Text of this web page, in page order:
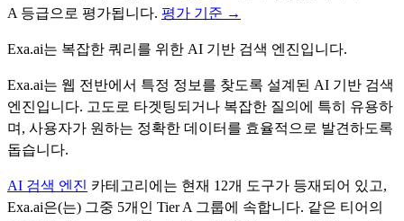
A 등급으로 평가됩니다. 평가 기준 →
Exa.ai는 복잡한 쿼리를 위한 AI 기반 검색 엔진입니다.
Exa.ai는 웹 전반에서 특정 정보를 찾도록 설계된 AI 기반 검색
엔진입니다. 고도로 타겟팅되거나 복잡한 질의에 특히 유용하
며, 사용자가 원하는 정확한 데이터를 효율적으로 발견하도록
돕습니다.
AI 검색 엔진 카테고리에는 현재 12개 도구가 등재되어 있고,
Exa.ai은(는) 그중 5개인 TierA 그룹에 속합니다. 같은 티어의